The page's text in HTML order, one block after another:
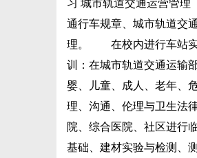
习 城市轨道交通运营管
通行车规章、城市轨道交
理。 在校内进行车站实
训：在城市轨道交通运输
婴、儿童、成人、老年、
理、沟通、伦理与卫生法
院、综合医院、社区进行
基础、建材实验与检测、